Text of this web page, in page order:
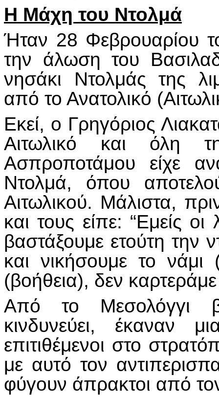
Η Μάχη του Ντολμά
Ήταν 28 Φεβρουαρίου
την άλωση του
νησάκι Ντολμάς της
από το Ανατολικό
Εκεί, ο Γρηγόριος
Αιτωλικό και όλη
Ασπροποτάμου είχε
Ντολμά, όπου
Αιτωλικού. Μάλιστα,
και τους είπε: “Εμείς
βαστάξουμε ετούτη την
και νικήσουμε το νάμι
(βοήθεια), δεν
Από το Μεσολόγγι
κινδυνεύει, έκαναν
επιτιθέμενοι στο
με αυτό τον
φύγουν άπρακτοι από